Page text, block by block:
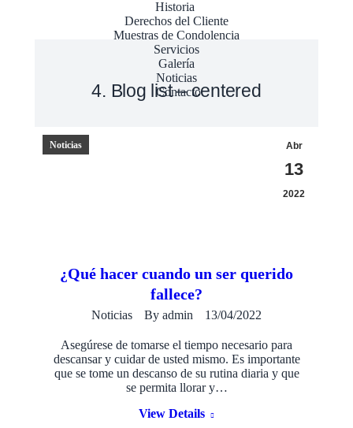
Historia
Derechos del Cliente
Muestras de Condolencia
Servicios
Galería
Noticias
Contacto
4. Blog list – centered
¿Qué hacer cuando un ser querido
fallece?
Noticias By admin 13/04/2022
Abr
13
2022
Noticias
Asegúrese de tomarse el tiempo necesario para
descansar y cuidar de usted mismo. Es importante
que se tome un descanso de su rutina diaria y que
se permita llorar y…
View Details